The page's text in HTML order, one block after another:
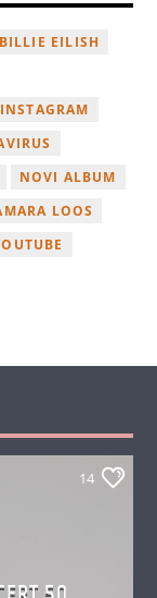
BILLIE EILISH
INSTAGRAM
NOVI ALBUM
LOOS
14